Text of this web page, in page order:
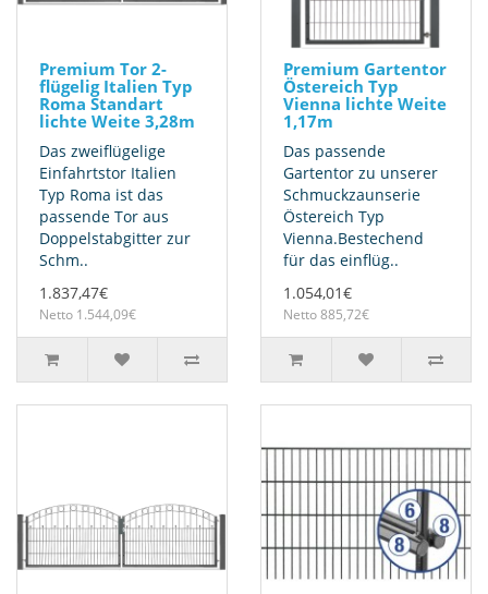
Premium Tor 2-
flügelig Italien Typ
Roma Standart
lichte Weite 3,28m
Das zweiflügelige
Einfahrtstor Italien
Typ Roma ist das
passende Tor aus
Doppelstabgitter zur
Schm..
1.837,47€
Netto 1.544,09€
Premium Gartentor
Östereich Typ
Vienna lichte Weite
1,17m
Das passende
Gartentor zu unserer
Schmuckzaunserie
Östereich Typ
Vienna.Bestechend
für das einflüg..
1.054,01€
Netto 885,72€